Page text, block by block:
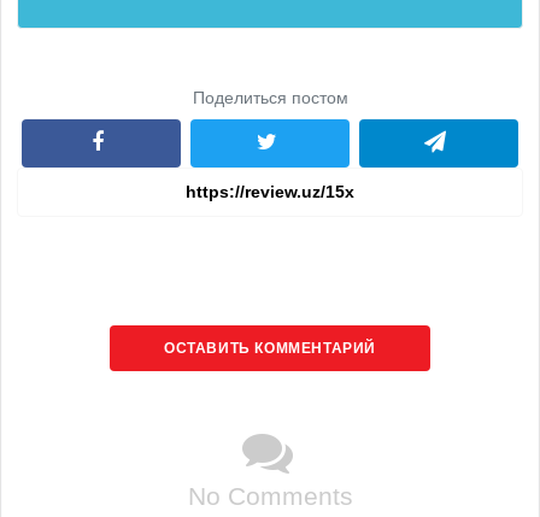
Поделиться постом
ОСТАВИТЬ КОММЕНТАРИЙ
No Comments